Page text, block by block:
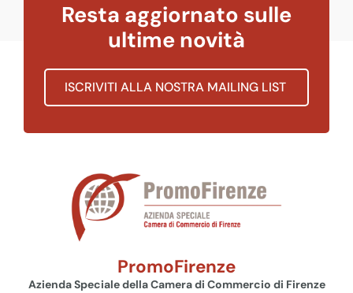
Resta aggiornato sulle
ultime novità
ISCRIVITI ALLA NOSTRA MAILING LIST
PromoFirenze
Azienda Speciale della Camera di Commercio di Firenze